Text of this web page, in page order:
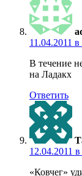
11.04.2011 в
В течение
на Ладакх
Ответить
12.04.2011
«Ковчег»